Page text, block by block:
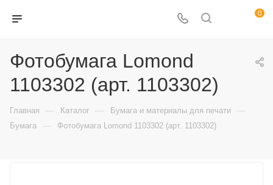
0
Фотобумага Lomond
1103302 (арт. 1103302)
Главная — Каталог — Бумага и материалы для печати —
Бумага — Фотобумага Lomond 1103302 (арт. 1103302)